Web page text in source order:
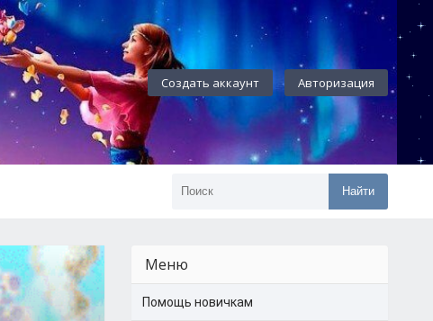
Создать аккаунт Авторизация
Найти
Меню
Помощь новичкам